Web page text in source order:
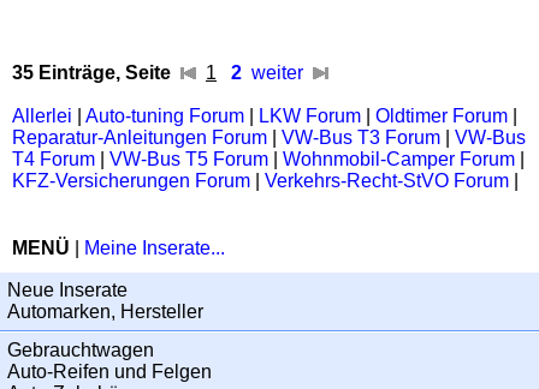
35 Einträge, Seite 1 2 weiter
Allerlei Auto-tuning Forum LKW Forum Oldtimer Forum
Reparatur-Anleitungen Forum
VW-Bus T3 Forum
VW-Bus
T4 Forum
VW-Bus T5 Forum Wohnmobil-Camper Forum
KFZ-Versicherungen Forum
Verkehrs-Recht-StVO Forum
MENÜ Meine Inserate...
Neue Inserate
Automarken, Hersteller
Gebrauchtwagen
Auto-Reifen und Felgen